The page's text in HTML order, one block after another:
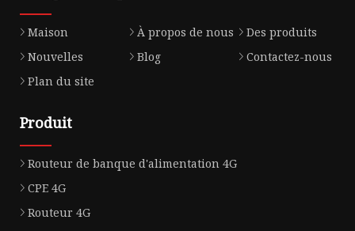
Maison À propos de nous
Des produits
Nouvelles
Blog
Contactez-nous
Plan du site
Produit
Routeur de banque d'alimentation 4G
CPE 4G
Routeur 4G